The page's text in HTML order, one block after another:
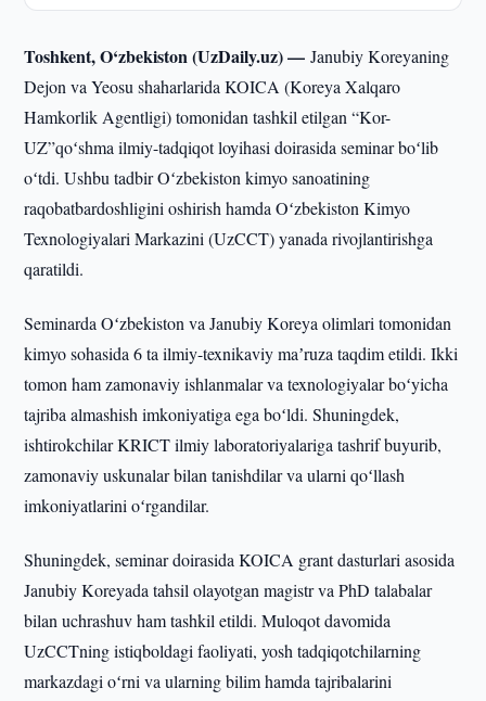
Toshkent, O‘zbekiston (UzDaily.uz) —Janubiy Koreyaning
Dejon va Yeosu shaharlarida KOICA (Koreya Xalqaro
Hamkorlik Agentligi) tomonidan tashkil etilgan “Kor-
UZ”qoʻshma ilmiy-tadqiqot loyihasi doirasida seminar boʻlib
oʻtdi. Ushbu tadbir Oʻzbekiston kimyo sanoatining
raqobatbardoshligini oshirish hamda Oʻzbekiston Kimyo
Texnologiyalari Markazini (UzCCT) yanada rivojlantirishga
qaratildi.
Seminarda Oʻzbekiston va Janubiy Koreya olimlari tomonidan
kimyo sohasida 6 ta ilmiy-texnikaviy maʼruza taqdim etildi. Ikki
tomon ham zamonaviy ishlanmalar va texnologiyalar boʻyicha
tajriba almashish imkoniyatiga ega boʻldi. Shuningdek,
ishtirokchilar KRICT ilmiy laboratoriyalariga tashrif buyurib,
zamonaviy uskunalar bilan tanishdilar va ularni qoʻllash
imkoniyatlarini oʻrgandilar.
Shuningdek, seminar doirasida KOICA grant dasturlari asosida
Janubiy Koreyada tahsil olayotgan magistr va PhD talabalar
bilan uchrashuv ham tashkil etildi. Muloqot davomida
UzCCTning istiqboldagi faoliyati, yosh tadqiqotchilarning
markazdagi oʻrni va ularning bilim hamda tajribalarini